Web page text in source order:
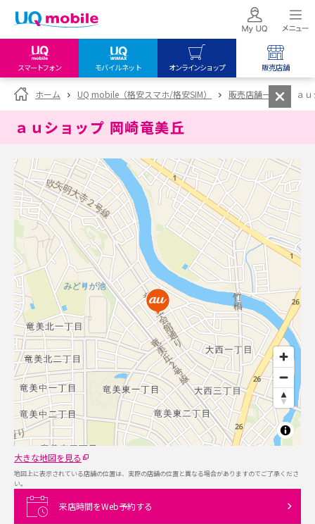
スマートフォン モバイルネット オンラインショップ 販売店舗
my UQ WiMAX
UQ WiMAX ご契約の方
My UQ mobile
UQ mobile
データチャージサイト
UQ mobile
オンラインショップ
UQ WiMAX
UQ mobile
販売店舗
UQ WiMAX
ホーム UQ mobile（格安スマホ/格安SIM） 販売店舗一覧 ａ
ａｕショップ 岡崎竜美丘
大きな地図を見る
地図上に表示されている店舗の位置は、実際の店舗の位置と異なる場合がありますのでご了承くださ
い。
来店時間をWeb予約する